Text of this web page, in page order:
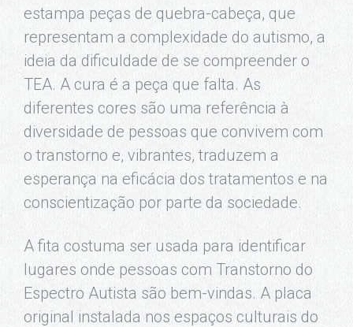
estampa peças de quebra-cabeça, que
representam a complexidade do autismo, a
ideia da dificuldade de se compreender o
TEA. A cura é a peça que falta. As
diferentes cores são uma referência à
diversidade de pessoas que convivem com
o transtorno e, vibrantes, traduzem a
esperança na eficácia dos tratamentos e na
conscientização por parte da sociedade.
A fita costuma ser usada para identificar
lugares onde pessoas com Transtorno do
Espectro Autista são bem-vindas. A placa
original instalada nos espaços culturais do